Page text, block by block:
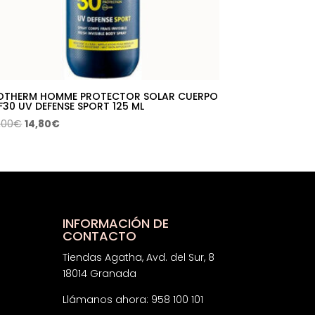
HOMME PROTECTOR SOLAR CUERPO
UV DEFENSE SPORT 125 ML
€El
era:
14,80€El
es:
INFORMACIÓN DE
CONTACTO
Tiendas Agatha, Avd. del Sur, 8
18014 Granada
Llámanos ahora: 958 100 101